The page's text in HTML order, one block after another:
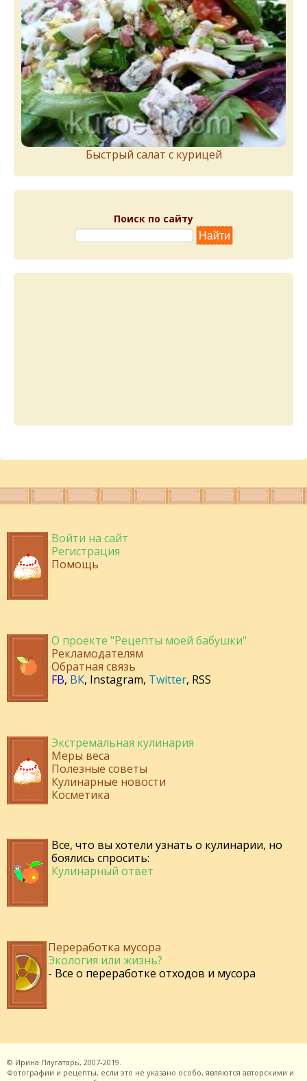
Быстрый салат с курицей
Поиск по сайту
Войти на сайт
Регистрация
Помощь
О проекте "Рецепты моей бабушки"
Рекламодателям
Обратная связь
FB, ВК, Instagram, Twitter, RSS
Экстремальная кулинария
Меры веса
Полезные советы
Кулинарные новости
Косметика
Все, что вы хотели узнать о кулинарии, но
боялись спросить:
Кулинарный ответ
Переработка мусора
Экология или жизнь?
- Все о переработке отходов и мусора
© Ирина Плугатарь, 2007-2019.
Фотографии и рецепты, если это не указано особо, являются авторскими и